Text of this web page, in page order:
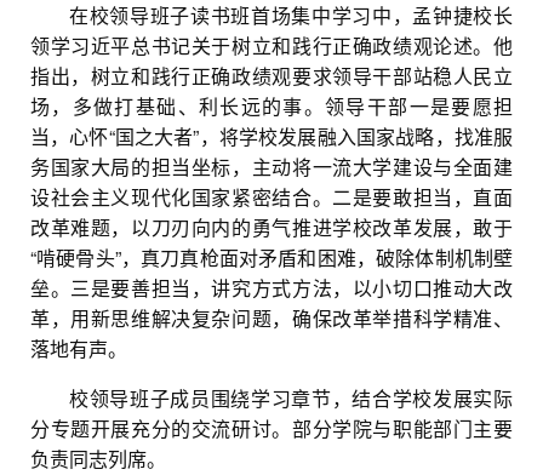
在校领导班子读书班首场集中学习中，孟钟捷校长
领学习近平总书记关于树立和践行正确政绩观论述。他
指出，树立和践行正确政绩观要求领导干部站稳人民立
场，多做打基础、利长远的事。领导干部一是要愿担
当，心怀“国之大者”，将学校发展融入国家战略，找准服
务国家大局的担当坐标，主动将一流大学建设与全面建
设社会主义现代化国家紧密结合。二是要敢担当，直面
改革难题，以刀刃向内的勇气推进学校改革发展，敢于
“啃硬骨头”，真刀真枪面对矛盾和困难，破除体制机制壁
垒。三是要善担当，讲究方式方法，以小切口推动大改
革，用新思维解决复杂问题，确保改革举措科学精准、
落地有声。
校领导班子成员围绕学习章节，结合学校发展实际
分专题开展充分的交流研讨。部分学院与职能部门主要
负责同志列席。